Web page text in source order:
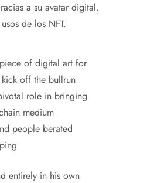
a su avatar digital.
de los NFT.
of digital art for
off the bullrun
role in bringing
medium
people berated
entirely in his own